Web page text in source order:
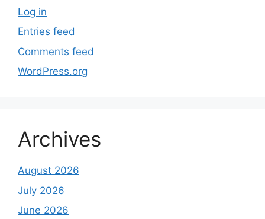
Log in
Entries feed
Comments feed
WordPress.org
Archives
August 2026
July 2026
June 2026